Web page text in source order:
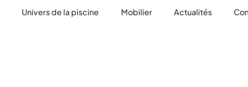
Univers de la piscine Mobilier Actualités